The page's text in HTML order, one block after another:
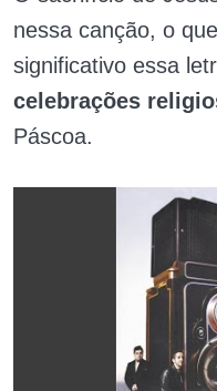
nessa canção, o
significativo essa
celebrações
Páscoa.